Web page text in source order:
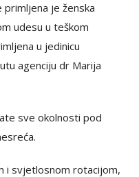
je ženska
udesu u teškom
u jedinicu
agenciju dr Marija
sve okolnosti pod
i svjetlosnom rotacijom,